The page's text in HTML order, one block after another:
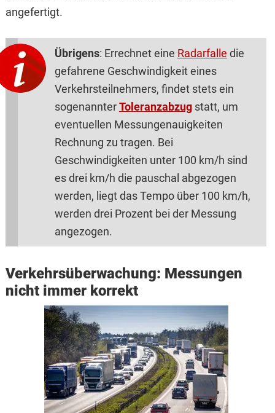
angefertigt.
Übrigens: Errechnet eine Radarfalle die
gefahrene Geschwindigkeit eines
Verkehrsteilnehmers, findet stets ein
sogenannterToleranzabzugstatt, um
eventuellen Messungenauigkeiten
Rechnung zu tragen. Bei
Geschwindigkeiten unter 100 km/h sind
es drei km/h die pauschal abgezogen
werden, liegt das Tempo über 100 km/h,
werden drei Prozent bei der Messung
angezogen.
Verkehrsüberwachung: Messungen
nicht immer korrekt